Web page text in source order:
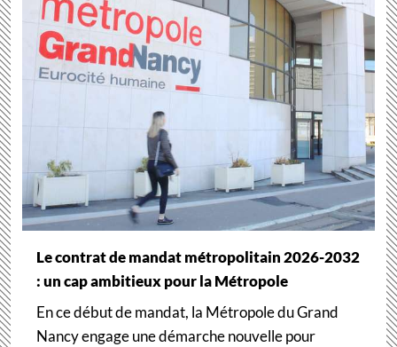
Le contrat de mandat métropolitain 2026-2032
: un cap ambitieux pour la Métropole
En ce début de mandat, la Métropole du Grand
Nancy engage une démarche nouvelle pour